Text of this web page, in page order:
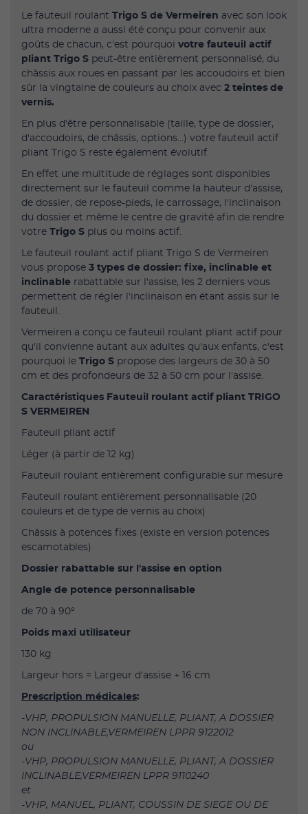
Le fauteuil roulant Trigo S de Vermeiren avec son look
ultra moderne a aussi été conçu pour convenir aux
goûts de chacun, c'est pourquoi votre fauteuil actif
pliant Trigo S peut-être entièrement personnalisé, du
châssis aux roues en passant par les accoudoirs et bien
sûr la vingtaine de couleurs au choix avec 2 teintes de
vernis.
En plus d'être personnalisable (taille, type de dossier,
d'accoudoirs, de châssis, options...) votre fauteuil actif
pliant Trigo S reste également évolutif.
En effet une multitude de réglages sont disponibles
directement sur le fauteuil comme la hauteur d'assise,
de dossier, de repose-pieds, le carrossage, l'inclinaison
du dossier et même le centre de gravité afin de rendre
votre Trigo S plus ou moins actif.
Le fauteuil roulant actif pliant Trigo S de Vermeiren
vous propose 3 types de dossier: fixe, inclinable et
inclinable rabattable sur l'assise, les 2 derniers vous
permettent de régler l'inclinaison en étant assis sur le
fauteuil.
Vermeiren a conçu ce fauteuil roulant pliant actif pour
qu'il convienne autant aux adultes qu'aux enfants, c'est
pourquoi le Trigo S propose des largeurs de 30 à 50
cm et des profondeurs de 32 à 50 cm pour l'assise.
Caractéristiques Fauteuil roulant actif pliant TRIGO
S VERMEIREN
Fauteuil pliant actif
Léger (à partir de 12 kg)
Fauteuil roulant entièrement configurable sur mesure
Fauteuil roulant entièrement personnalisable (20
couleurs et de type de vernis au choix)
Châssis à potences fixes (existe en version potences
escamotables)
Dossier rabattable sur l'assise en option
Angle de potence personnalisable
de 70 à 90°
Poids maxi utilisateur
130 kg
Largeur hors = Largeur d'assise + 16 cm
Prescription médicales:
-VHP, PROPULSION MANUELLE, PLIANT, A DOSSIER
NON INCLINABLE,VERMEIREN LPPR 9122012
ou
-VHP, PROPULSION MANUELLE, PLIANT, A DOSSIER
INCLINABLE,VERMEIREN LPPR 9110240
et
-VHP, MANUEL, PLIANT, COUSSIN DE SIEGE OU DE